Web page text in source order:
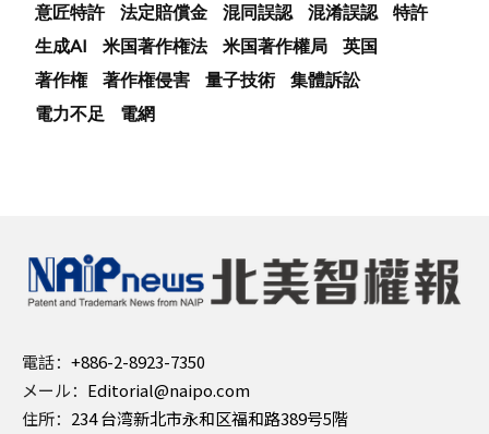
意匠特許
法定賠償金 混同誤認 混淆誤認
特許
生成AI
米国著作権法 米国著作權局
英国
著作権
著作権侵害 量子技術
集體訴訟
電力不足
電網
電話： +886-2-8923-7350
メール： Editorial@naipo.com
住所： 234 台湾新北市永和区福和路389号5階